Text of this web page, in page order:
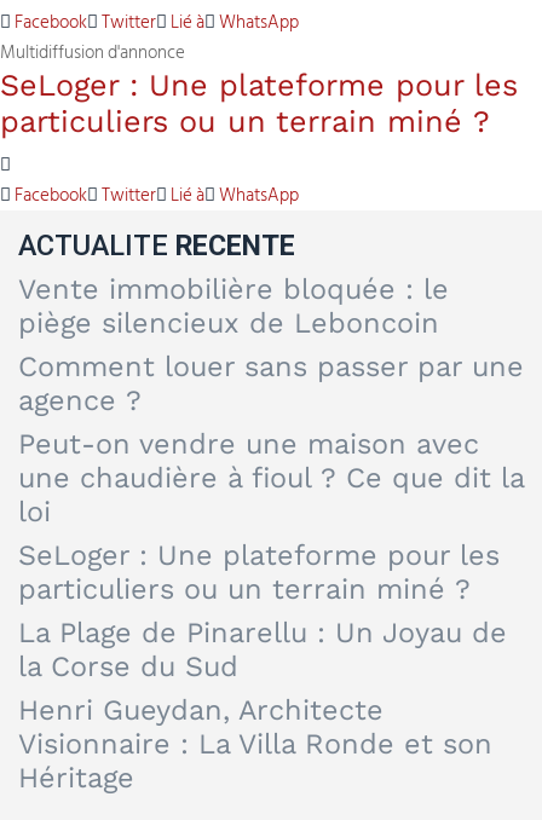
Facebook Twitter Lié à WhatsApp
Multidiffusion d'annonce
SeLoger : Une plateforme pour les
particuliers ou un terrain miné ?
Facebook Twitter Lié à WhatsApp
ACTUALITE RECENTE
Vente immobilière bloquée : le
piège silencieux de Leboncoin
Comment louer sans passer par une
agence ?
Peut-on vendre une maison avec
une chaudière à fioul ? Ce que dit la
loi
SeLoger : Une plateforme pour les
particuliers ou un terrain miné ?
La Plage de Pinarellu : Un Joyau de
la Corse du Sud
Henri Gueydan, Architecte
Visionnaire : La Villa Ronde et son
Héritage